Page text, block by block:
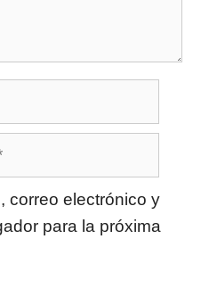
correo electrónico y
para la próxima